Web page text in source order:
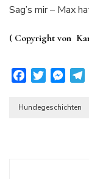
Sag’s mir – Max
( Copyright von
FacebookTwitter
Hundegeschichten